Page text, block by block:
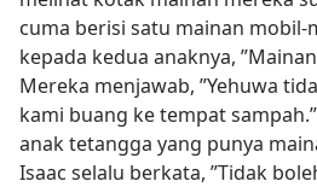
cuma berisi satu mainan mobil-
kepada kedua anaknya,
Mereka menjawab, ”Yehuwa
kami buang ke tempat
anak tetangga yang punya
Isaac selalu berkata, ”Tidak